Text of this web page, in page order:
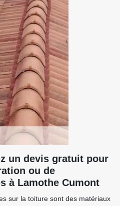
un devis gratuit pour
ou de
à Lamothe Cumont
sur la toiture sont des matériaux